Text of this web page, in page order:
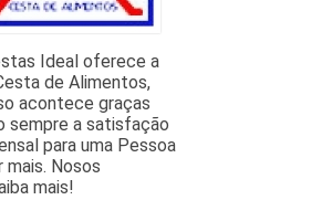
Ideal oferece a
de Alimentos,
acontece graças
sempre a satisfação
para uma Pessoa
Nosos
mais!